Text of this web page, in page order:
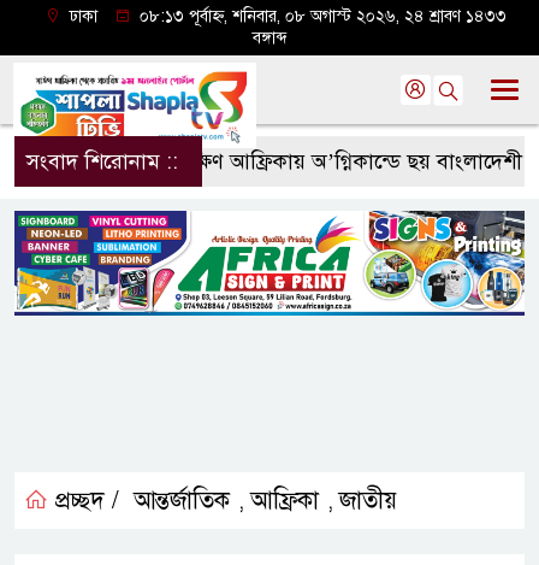
ঢাকা
০৮:১৩ পূর্বাহ্ন, শনিবার, ০৮ অগাস্ট ২০২৬, ২৪ শ্রাবণ ১৪৩৩
বঙ্গাব্দ
সংবাদ শিরোনাম ::দক্ষিণ আফ্রিকায় অ’গ্নিকান্ডে ছয় বাংলাদেশী
প্রচ্ছদ / আন্তর্জাতিক ,আফ্রিকা ,জাতীয়